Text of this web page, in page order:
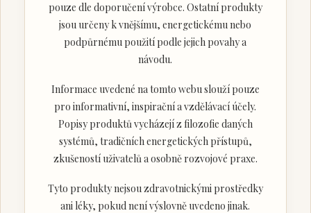
pouze dle doporučení výrobce. Ostatní produkty
jsou určeny k vnějšímu, energetickému nebo
podpůrnému použití podle jejich povahy a
návodu.
Informace uvedené na tomto webu slouží pouze
pro informativní, inspirační a vzdělávací účely.
Popisy produktů vycházejí z filozofie daných
systémů, tradičních energetických přístupů,
zkušeností uživatelů a osobně rozvojové praxe.
Tyto produkty nejsou zdravotnickými prostředky
ani léky, pokud není výslovně uvedeno jinak.